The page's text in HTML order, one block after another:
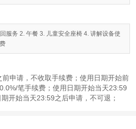
服务 2. 午餐 3. 儿童安全座椅 4. 讲解设备使
申请，不收取手续费；使用日期开始前
笔手续费；使用日期开始当天23:59
开始当天23:59之后申请，不可退；